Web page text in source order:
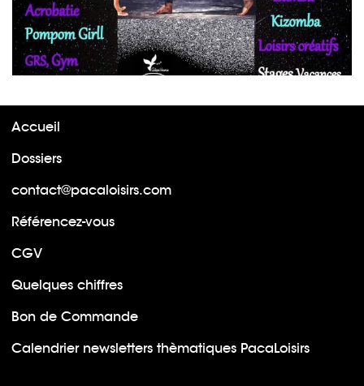
Accueil
Dossiers
contact@pacaloisirs.com
Référencez-vous
CGV
Quelques chiffres
Bon de Commande
Calendrier newsletters thèmatiques PacaLoisirs